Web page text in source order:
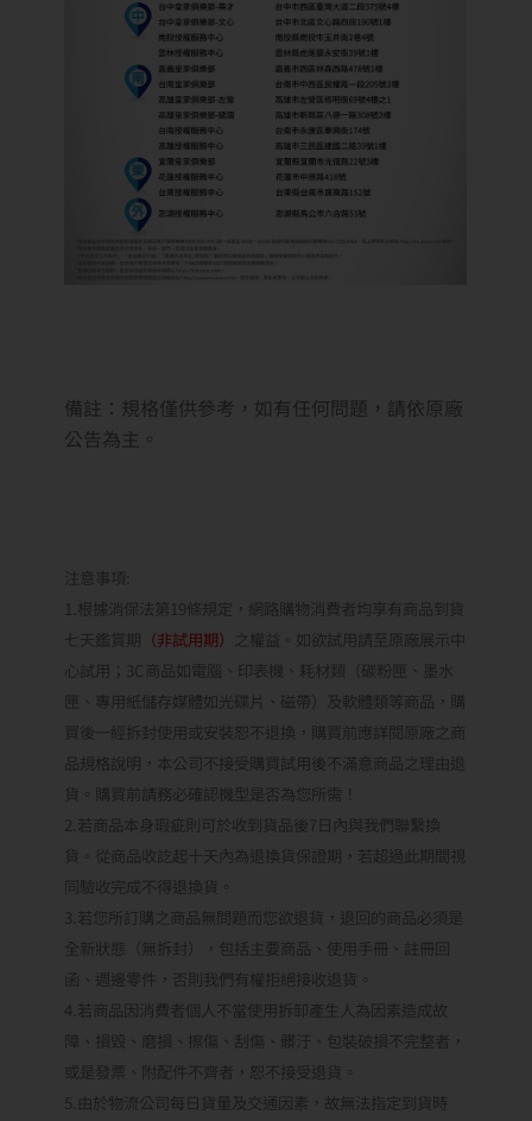
備註：規格僅供參考，如有任何問題，請依原廠
公告為主。
注意事項:
1.根據消保法第19條規定，網路購物消費者均享有商品到貨
七天鑑賞期 （非試用期）
之權益。如欲試用請至原廠展示中
心試用；3C商品如電腦、印表機、耗材類（碳粉匣、墨水
匣、專用紙儲存媒體如光碟片、磁帶）及軟體類等商品，購
買後一經拆封使用或安裝恕不退換，購買前應詳閱原廠之商
品規格說明，本公司不接受購買試用後不滿意商品之理由退
貨。購買前請務必確認機型是否為您所需！
2.若商品本身瑕疵則可於收到貨品後7日內與我們聯繫換
貨。從商品收訖起十天內為退換貨保證期，若超過此期間視
同驗收完成不得退換貨。
3.若您所訂購之商品無問題而您欲退貨，退回的商品必須是
全新狀態（無拆封），包括主要商品、使用手冊、註冊回
函、週邊零件，否則我們有權拒絕接收退貨。
4.若商品因消費者個人不當使用拆卸產生人為因素造成故
障、損毀、磨損、擦傷、刮傷、髒汙、包裝破損不完整者，
或是發票、附配件不齊者，恕不接受退貨。
5.由於物流公司每日貨量及交通因素，故無法指定到貨時